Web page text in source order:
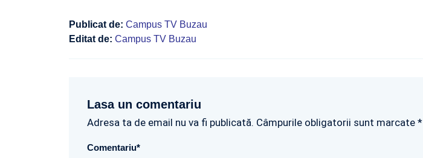
Publicat de: Campus TV Buzau
Editat de: Campus TV Buzau
Lasa un comentariu
Adresa ta de email nu va fi publicată. Câmpurile obligatorii sunt marcate *
Comentariu*